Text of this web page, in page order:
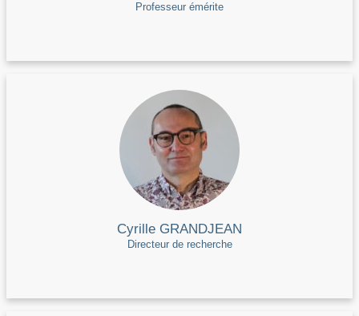
Professeur émérite
Cyrille GRANDJEAN
Directeur de recherche